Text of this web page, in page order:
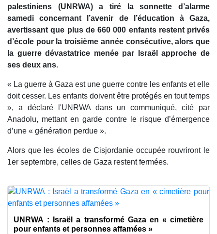
palestiniens (UNRWA) a tiré la sonnette d’alarme
samedi concernant l’avenir de l’éducation à Gaza,
avertissant que plus de 660 000 enfants restent privés
d’école pour la troisième année consécutive, alors que
la guerre dévastatrice menée par Israël approche de
ses deux ans.
« La guerre à Gaza est une guerre contre les enfants et elle
doit cesser. Les enfants doivent être protégés en tout temps
», a déclaré l'UNRWA dans un communiqué, cité par
Anadolu, mettant en garde contre le risque d’émergence
d’une « génération perdue ».
Alors que les écoles de Cisjordanie occupée rouvriront le
1er septembre, celles de Gaza restent fermées.
UNRWA : Israël a transformé Gaza en « cimetière
pour enfants et personnes affamées »